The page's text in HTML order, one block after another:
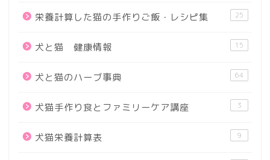
栄養計算した猫の手作りご飯・レシピ集 25
犬と猫 健康情報 15
犬と猫のハーブ事典 64
犬猫手作り食とファミリーケア講座 3
犬猫栄養計算表 9